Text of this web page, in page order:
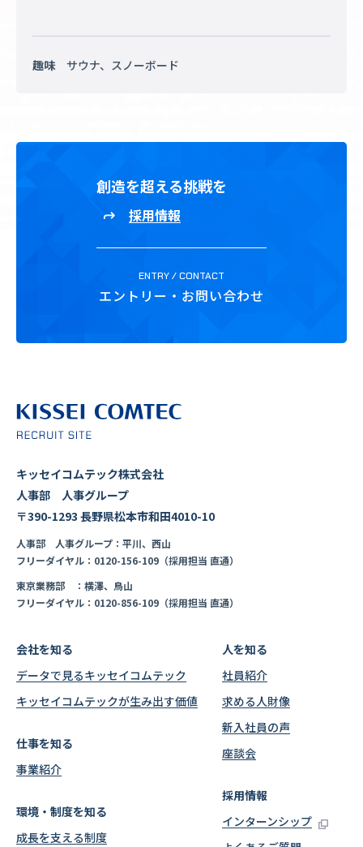
趣味サウナ、スノーボード
創造を超える挑戦を
採用情報
ENTRY / CONTACT
エントリー・お問い合わせ
キッセイコムテック株式会社
人事部 人事グループ
〒390-1293 長野県松本市和田4010-10
人事部 人事グループ：平川、西山
フリーダイヤル：0120-156-109（採用担当 直通）
東京業務部 ：横澤、鳥山
フリーダイヤル：0120-856-109（採用担当 直通）
会社を知る
データで見るキッセイコムテック
キッセイコムテックが生み出す価値
仕事を知る
事業紹介
環境・制度を知る
成長を支える制度
人を知る
社員紹介
求める人財像
新入社員の声
座談会
採用情報
インターンシップ